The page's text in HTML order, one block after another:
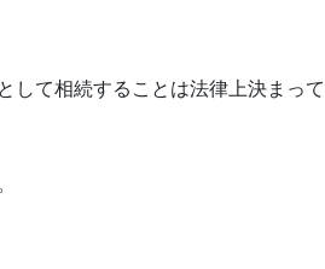
して相続することは法律上決まって